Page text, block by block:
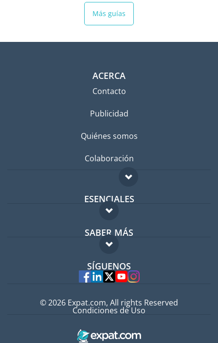
Más guías
ACERCA
Contacto
Publicidad
Quiénes somos
Colaboración
ESENCIALES
Foro para expatriados
Guía para expatriados
Trabajos en el extranjero
SABER MÁS
FAQ
Expertos
SÍGUENOS
© 2026 Expat.com, All rights Reserved
Condiciones de Uso